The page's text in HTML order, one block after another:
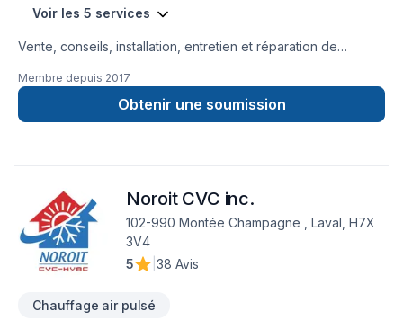
Voir les 5 services
Vente, conseils, installation, entretien et réparation de
climatiseurs ou systèmes de ventilation… Quartz
Réfrigération, c’est toute une équipe de techniciens qualifiés
en climatisation et en chauffage au service de votre confort !
(de Mirabel/St-Jérôme à Mont-Tremblant) et Lanaudière
(Joliette et environs).
Membre depuis 2017
Obtenir une soumission
Noroit CVC inc.
102-990 Montée Champagne , Laval, H7X
3V4
5
38 Avis
Chauffage air pulsé